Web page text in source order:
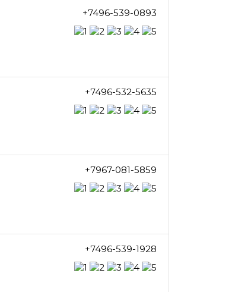
+7496-539-0893
+7496-532-5635
+7967-081-5859
+7496-539-1928